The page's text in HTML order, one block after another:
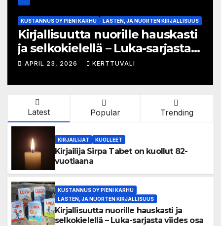
TAPAHTUMAT VANHAN KIRJALLISUUDEN PÄIVÄT
Vanhan kirjallisuuden päivien
ohjelma ja näytteilleasettajat
julkistettu
APRIL 17, 2026 KERTTUVALI
Latest Popular Trending
KIRJAILIJAT KUOLLEET
Kirjailija Sirpa Tabet on kuollut 82-
vuotiaana
KUSTANNUS OY PIENI KARHU
LASTEN, JA NUORTEN KIRJALLISUUS
Kirjallisuutta nuorille hauskasti ja
selkokielellä – Luka-sarjasta viides osa